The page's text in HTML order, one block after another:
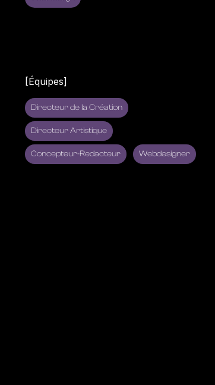
[Équipes]
Directeur de la Création
Directeur Artistique
Concepteur-Redacteur Webdesigner